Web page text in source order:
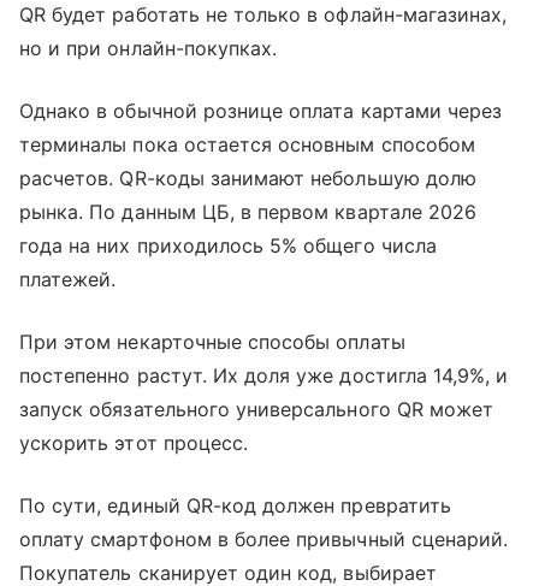
QR будет работать не только в офлайн-магазинах,
но и при онлайн-покупках.
Однако в обычной рознице оплата картами через
терминалы пока остается основным способом
расчетов. QR-коды занимают небольшую долю
рынка. По данным ЦБ, в первом квартале 2026
года на них приходилось 5% общего числа
платежей.
При этом некарточные способы оплаты
постепенно растут. Их доля уже достигла 14,9%, и
запуск обязательного универсального QR может
ускорить этот процесс.
По сути, единый QR-код должен превратить
оплату смартфоном в более привычный сценарий.
Покупатель сканирует один код, выбирает